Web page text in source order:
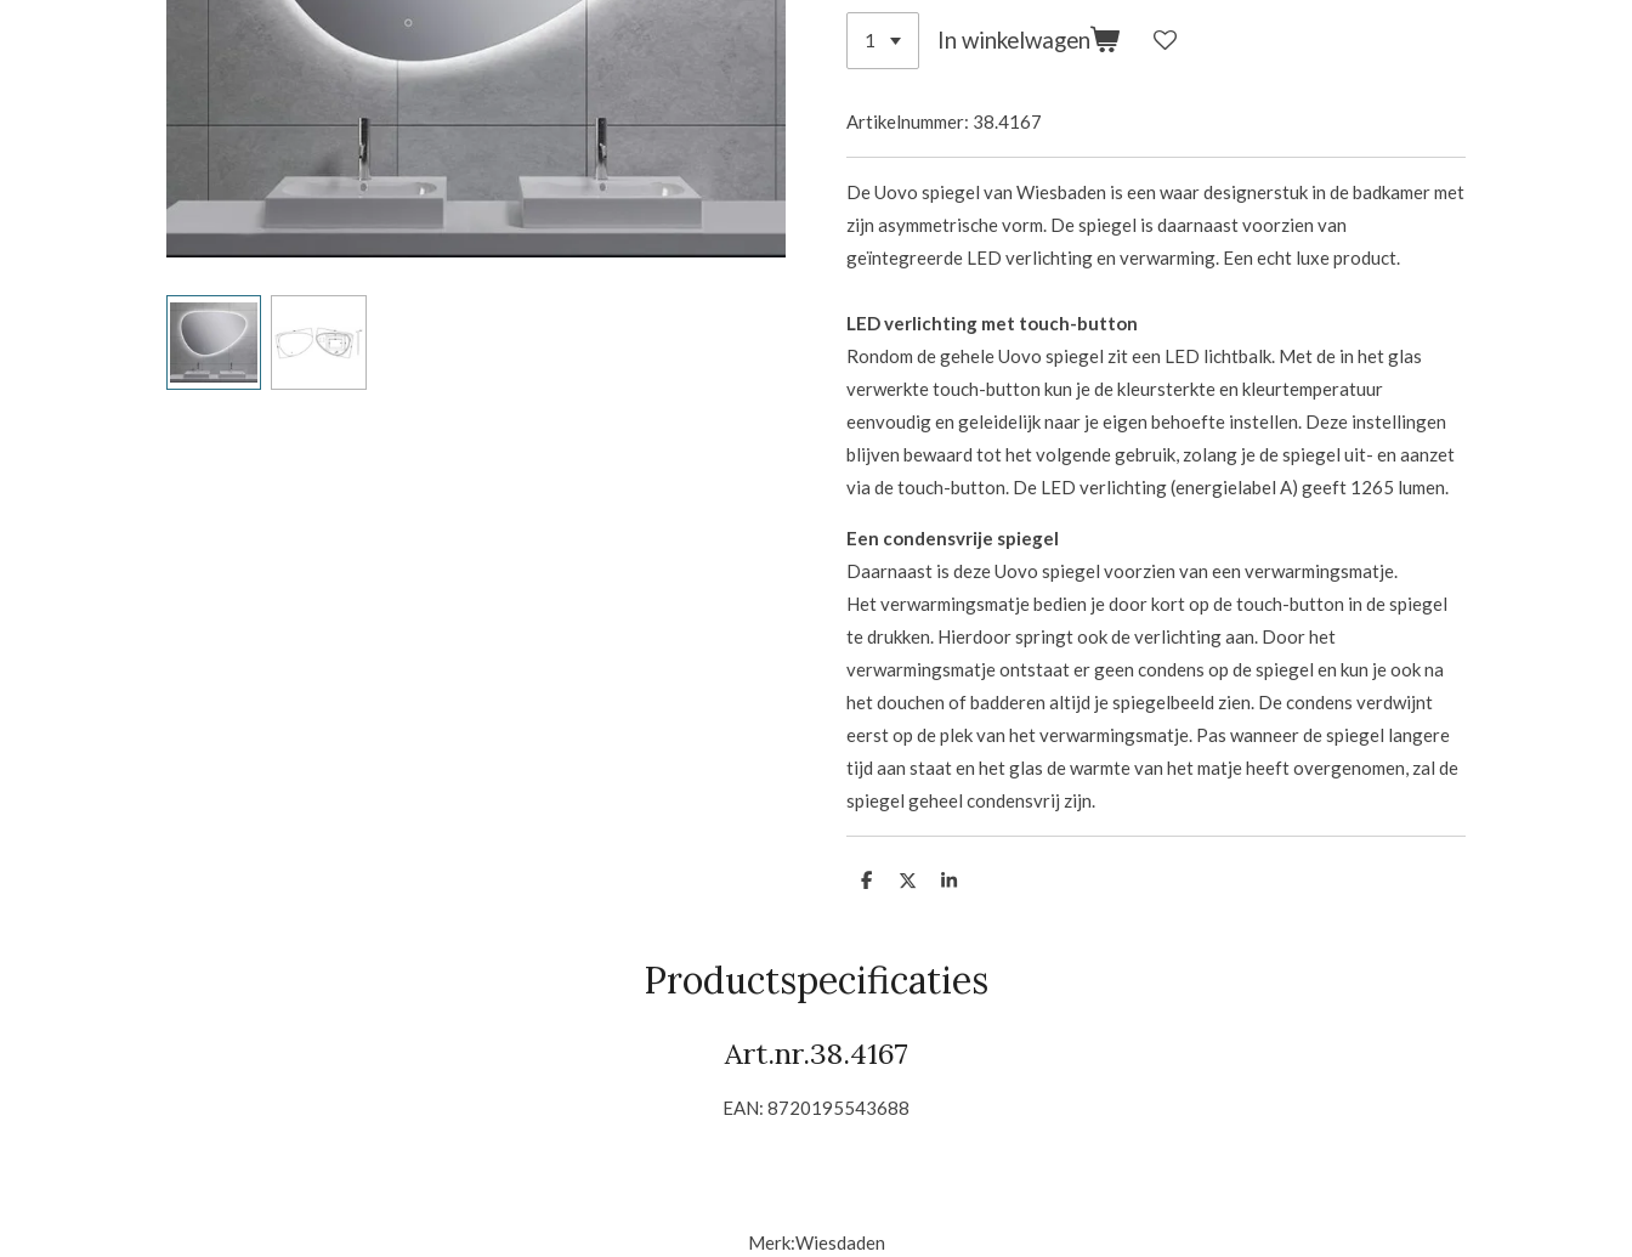
In winkelwagen
Artikelnummer: 38.4167
De Uovo spiegel van Wiesbaden is een waar designerstuk in de badkamer met
zijn asymmetrische vorm. De spiegel is daarnaast voorzien van
geïntegreerde LED verlichting en verwarming. Een echt luxe product.
LED verlichting met touch-button
Rondom de gehele Uovo spiegel zit een LED lichtbalk. Met de in het glas
verwerkte touch-button kun je de kleursterkte en kleurtemperatuur
eenvoudig en geleidelijk naar je eigen behoefte instellen. Deze instellingen
blijven bewaard tot het volgende gebruik, zolang je de spiegel uit- en aanzet
via de touch-button. De LED verlichting (energielabel A) geeft 1265 lumen.
Een condensvrije spiegel
Daarnaast is deze Uovo spiegel voorzien van een verwarmingsmatje.
Het verwarmingsmatje bedien je door kort op de touch-button in de spiegel
te drukken. Hierdoor springt ook de verlichting aan. Door het
verwarmingsmatje ontstaat er geen condens op de spiegel en kun je ook na
het douchen of badderen altijd je spiegelbeeld zien. De condens verdwijnt
eerst op de plek van het verwarmingsmatje. Pas wanneer de spiegel langere
tijd aan staat en het glas de warmte van het matje heeft overgenomen, zal de
spiegel geheel condensvrij zijn.
D
D
S
Productspecificaties
Art.nr.38.4167
EAN: 8720195543688
Merk:Wiesdaden